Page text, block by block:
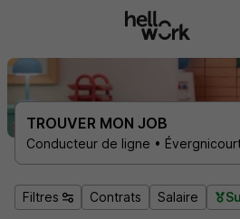
TROUVER MON JOB
Conducteur de ligne •
Filtres Contrats Salaire